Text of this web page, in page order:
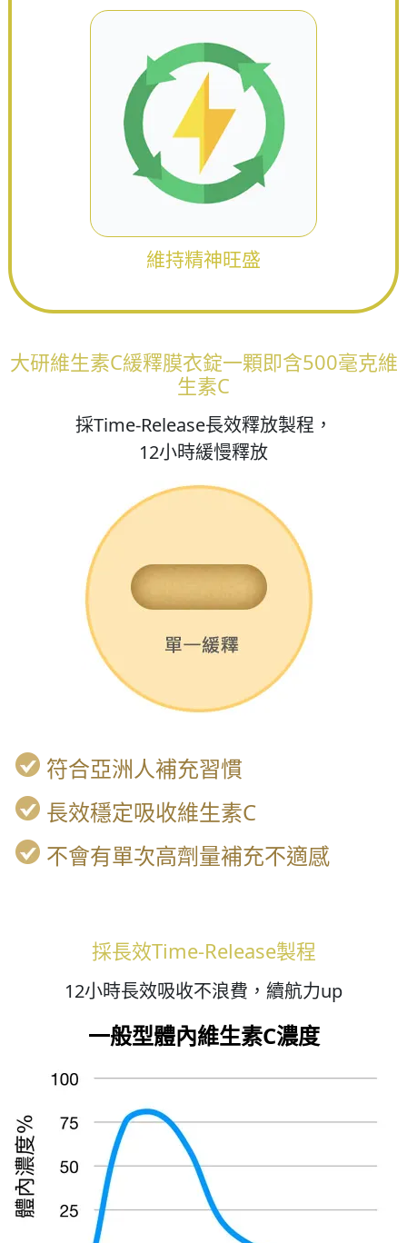
維持精神旺盛
大研維生素C緩釋膜衣錠一顆即含500毫克維
生素C
採Time-Release長效釋放製程，
12小時緩慢釋放
符合亞洲人補充習慣
長效穩定吸收維生素C
不會有單次高劑量補充不適感
採長效Time-Release製程
12小時長效吸收不浪費，續航力up
一般型體內維生素C濃度